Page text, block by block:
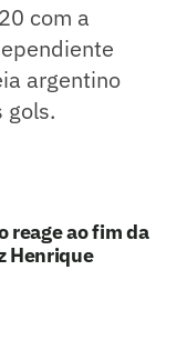
com a
argentino
gols.
reage ao fim da
Henrique